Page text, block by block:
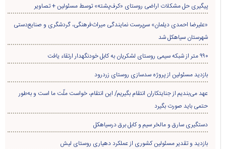
پیگیری حل مشکلات اراضی روستای «کرف‌پشته» توسط مسئولین + تصاویر
«علیرضا احمدی دیلمان» سرپرست نمایندگی میراث‌فرهنگی، گردشگری و صنایع‌دستی
شهرستان سیاهکل شد
۹۹۰ متر از شبکه سیمی روستای لشکریان به کابل خودنگهدار ارتقاء یافت
بازدید مسئولین از پروژه سدسازی روستای زردرود
عهد می‌بندیم از جنایتکاران انتقام بگیریم/ این انتقام، خواست ملّت ما است و به‌طور
حتمی باید صورت بگیرد
دستگیری سارق و مالخر سیم و کابل برق درسیاهکل
بازدید و تقدیر مسئولین کشوری از عملکرد دهیاری روستای لیش